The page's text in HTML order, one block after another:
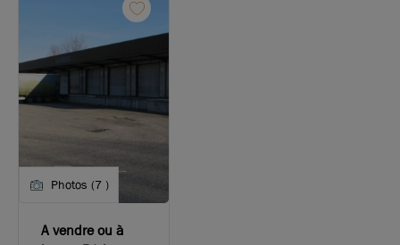
Photos (7 )
A vendre ou à